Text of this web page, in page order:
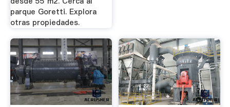
parque Goretti. Explora
otras propiedades.